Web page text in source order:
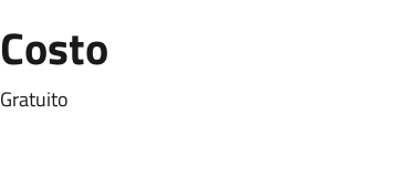
Costo
Gratuito